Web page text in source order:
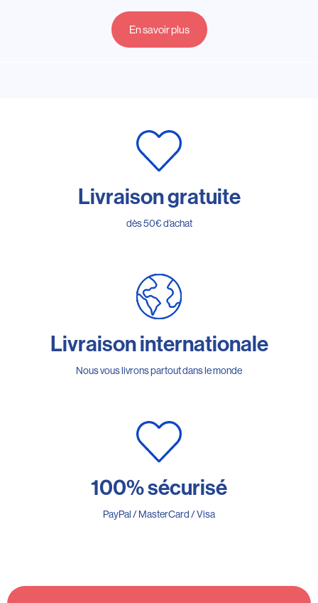
En savoir plus
Livraison gratuite
dès 50€ d’achat
Livraison internationale
Nous vous livrons partout dans le monde
100% sécurisé
PayPal / MasterCard / Visa